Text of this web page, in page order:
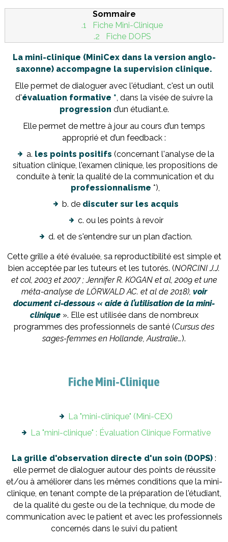
Sommaire
.1
Fiche Mini-Clinique
.2
Fiche DOPS
La mini-clinique (MiniCex dans la version anglo-
saxonne) accompagne la supervision clinique.
Elle permet de dialoguer avec l'étudiant, c'est un outil
d'évaluation formative * , dans la visée de suivre la
progression d’un étudiant.e.
Elle permet de mettre à jour au cours d’un temps
approprié et d’un feedback :
a. les points positifs (concernant l'analyse de la
situation clinique, l'examen clinique, les propositions de
conduite à tenir, la qualité de la communication et du
professionnalisme *),
b. de discuter sur les acquis
c. ou les points à revoir
d. et de s'entendre sur un plan d’action.
Cette grille a été évaluée, sa reproductibilité est simple et
bien acceptée par les tuteurs et les tutorés. (NORCINI J.J.
et col, 2003 et 2007 ; Jennifer R. KOGAN et al, 2009 et une
méta-analyse de LÖRWALD AC. et al de 2018), voir
document ci-dessous « aide à l’utilisation de la mini-
clinique». Elle est utilisée dans de nombreux
programmes des professionnels de santé (Cursus des
sages-femmes en Hollande, Australie…).
Fiche Mini-Clinique
La "mini-clinique" (Mini-CEX)
La "mini-clinique" : Évaluation Clinique Formative
La grille d'observation directe d'un soin (DOPS) :
elle permet de dialoguer autour des points de réussite
et/ou à améliorer dans les mêmes conditions que la mini-
clinique, en tenant compte de la préparation de l'étudiant,
de la qualité du geste ou de la technique, du mode de
communication avec le patient et avec les professionnels
concernés dans le suivi du patient